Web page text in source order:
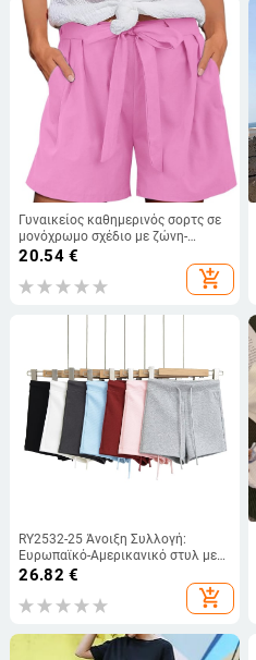
Γυναικείος καθημερινός σορτς σε
μονόχρωμο σχέδιο με ζώνη-
φιόγκο, ύφασμα βαμβάκι-
20.54€
add_shopping_cart
RY2532-25 Άνοιξη Συλλογή:
Ευρωπαϊκό-Αμερικανικό στυλ με
κορδόνι, στενά σορτς ποδηλασίας
26.82 €
add_shopping_cart